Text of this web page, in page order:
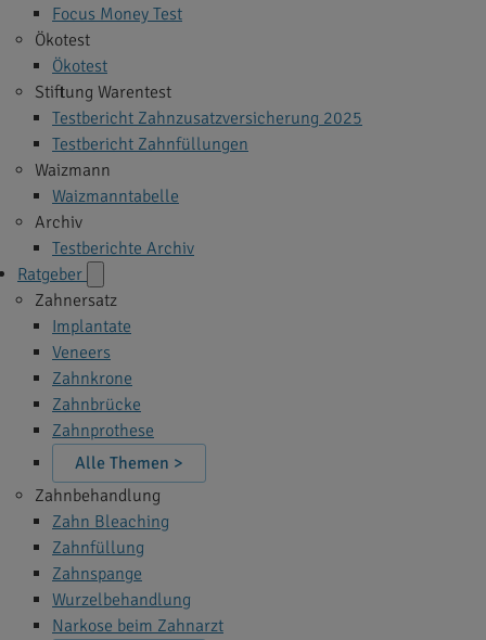
Focus Money Test
Ökotest
Ökotest
Stiftung Warentest
Testbericht Zahnzusatzversicherung 2025
Testbericht Zahnfüllungen
Waizmann
Waizmanntabelle
Archiv
Testberichte Archiv
Ratgeber
Zahnersatz
Implantate
Veneers
Zahnkrone
Zahnbrücke
Zahnprothese
Alle Themen >
Zahnbehandlung
Zahn Bleaching
Zahnfüllung
Zahnspange
Wurzelbehandlung
Narkose beim Zahnarzt